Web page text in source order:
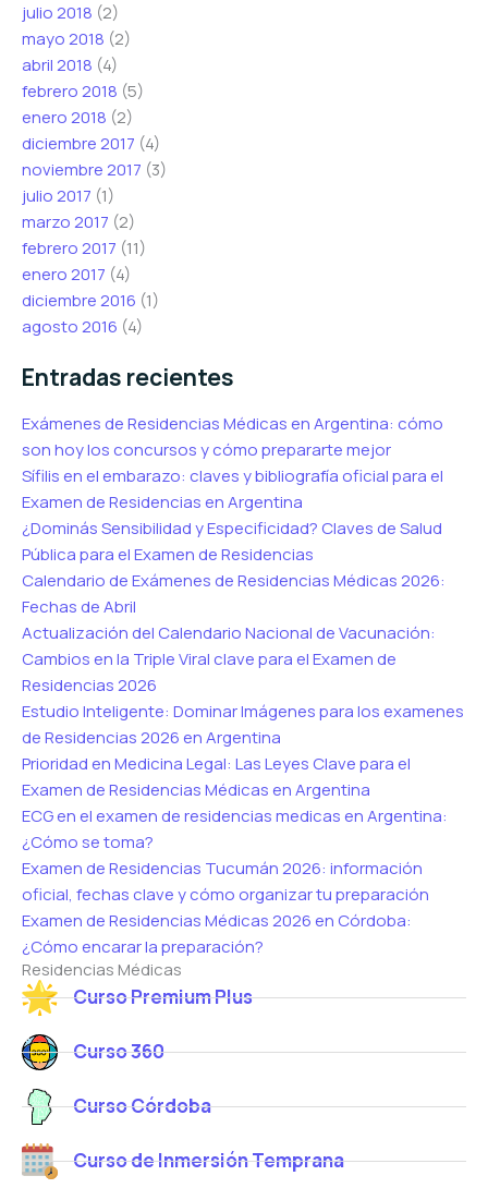
julio 2018 (2)
mayo 2018 (2)
abril 2018 (4)
febrero 2018 (5)
enero 2018 (2)
diciembre 2017 (4)
noviembre 2017 (3)
julio 2017 (1)
marzo 2017 (2)
febrero 2017 (11)
enero 2017 (4)
diciembre 2016 (1)
agosto 2016 (4)
Entradas recientes
Exámenes de Residencias Médicas en Argentina: cómo
son hoy los concursos y cómo prepararte mejor
Sífilis en el embarazo: claves y bibliografía oficial para el
Examen de Residencias en Argentina
¿Dominás Sensibilidad y Especificidad? Claves de Salud
Pública para el Examen de Residencias
Calendario de Exámenes de Residencias Médicas 2026:
Fechas de Abril
Actualización del Calendario Nacional de Vacunación:
Cambios en la Triple Viral clave para el Examen de
Residencias 2026
Estudio Inteligente: Dominar Imágenes para los examenes
de Residencias 2026 en Argentina
Prioridad en Medicina Legal: Las Leyes Clave para el
Examen de Residencias Médicas en Argentina
ECG en el examen de residencias medicas en Argentina:
¿Cómo se toma?
Examen de Residencias Tucumán 2026: información
oficial, fechas clave y cómo organizar tu preparación
Examen de Residencias Médicas 2026 en Córdoba:
¿Cómo encarar la preparación?
Residencias Médicas
Curso Premium Plus
Curso 360
Curso Córdoba
Curso de Inmersión Temprana